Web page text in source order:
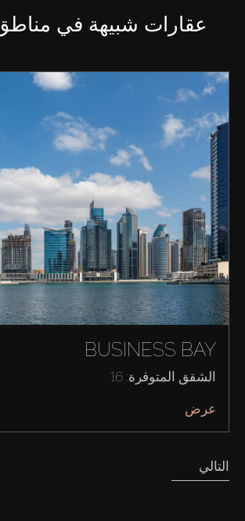
عقارات شبيهة في
BUSINESS BAY
الشقق المتوفرة: 16
عرض
التالي